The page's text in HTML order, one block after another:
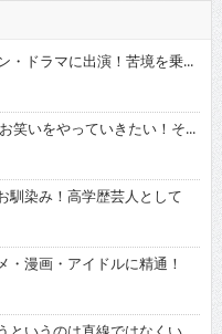
ドラマに出演！苦境を乗...
笑いをやっていきたい！そ...
染み！高学歴芸人として
漫画・アイドルに精通！